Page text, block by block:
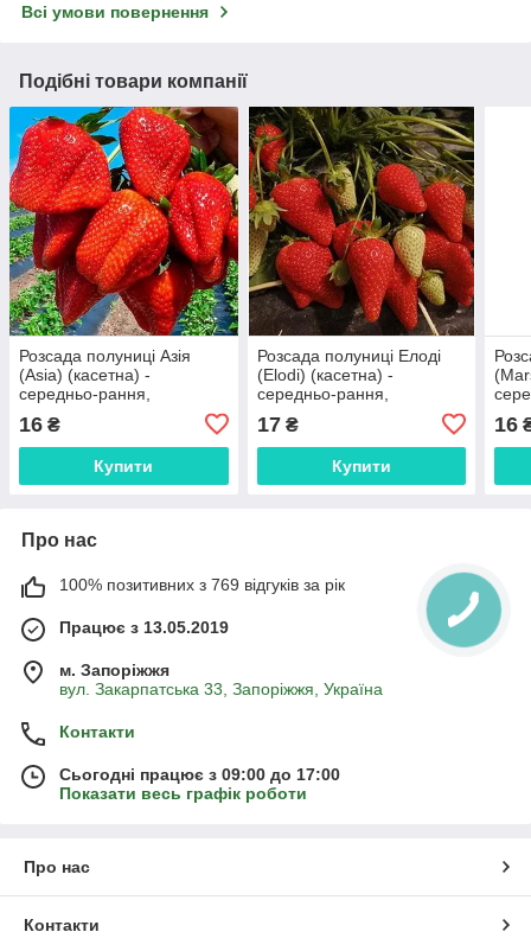
Всі умови повернення
Подібні товари компанії
Розсада полуниці Азія
(Asia) (касетна) -
середньо-рання,
16 ₴
Купити
Розсада полуниці Елоді
(Elodi) (касетна) -
середньо-рання,
17₴
Купити
16
Про нас
100% позитивних з 769 відгуків за рік
Працює з 13.05.2019
м. Запоріжжя
вул. Закарпатська 33, Запоріжжя, Україна
Контакти
Сьогодні працює з 09:00 до 17:00
Показати весь графік роботи
Про нас
Контакти